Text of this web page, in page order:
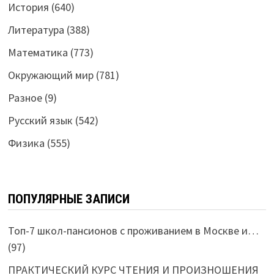
История (640)
Литература (388)
Математика (773)
Окружающий мир(781)
Разное(9)
Русский язык (542)
Физика (555)
ПОПУЛЯРНЫЕ ЗАПИСИ
Топ-7 школ-пансионов с проживанием в Москве и…
(97)
ПРАКТИЧЕСКИЙ КУРС ЧТЕНИЯ И ПРОИЗНОШЕНИЯ